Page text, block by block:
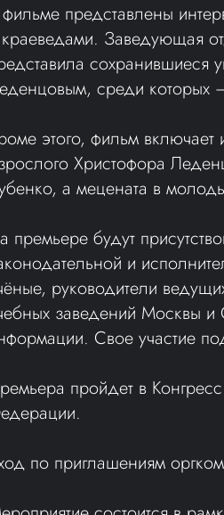
представлены
Заведующая
сохранившиеся
среди которых
этого, фильм
Христофора
а мецената в
премьере будут
и
руководители
заведений Москвы и
Свое участие
пройдет в
по приглашениям